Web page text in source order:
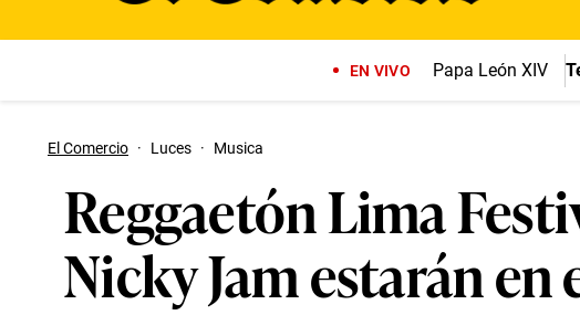
EN VIVO Papa León XIV
El Comercio · Luces · Musica
Reggaetón Lima
Nicky Jam estarán